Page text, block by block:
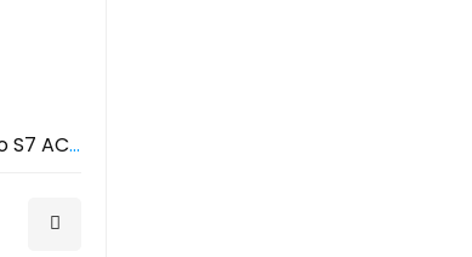
Router TP-Link deco S7 AC1900 - راوتر تي بي لينك ديكو 3 قطع